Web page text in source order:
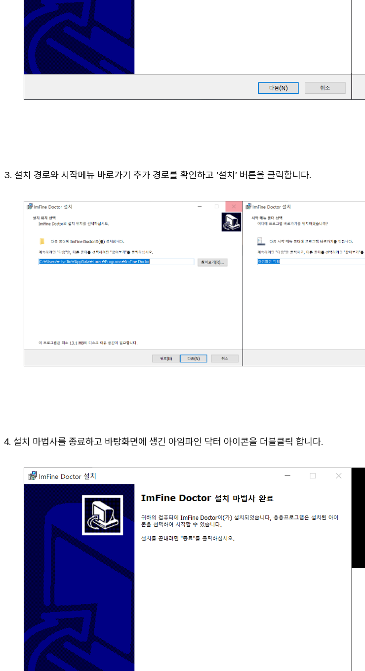
3. 설치 경로와 시작메뉴 바로가기 추가 경로를 확인하고 ‘설치’ 버튼을 클릭합니다.
4. 설치 마법사를 종료하고 바탕화면에 생긴 아임파인 닥터 아이콘을 더블클릭 합니다.